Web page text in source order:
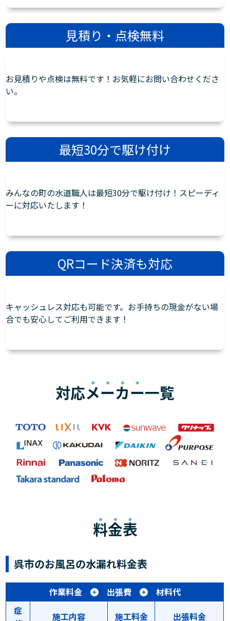
見積り・点検無料
お見積りや点検は無料です！お気軽にお問い合わせくださ
い。
最短30分で駆け付け
みんなの町の水道職人は最短30分で駆け付け！スピーディ
ーに対応いたします！
QRコード決済も対応
キャッシュレス対応も可能です。お手持ちの現金がない場
合でも安心してご利用できます！
対応メーカー一覧
料金表
呉市のお風呂の水漏れ料金表
作業料金 出張費
材料代
症
施工内容 施工料金 出張料金